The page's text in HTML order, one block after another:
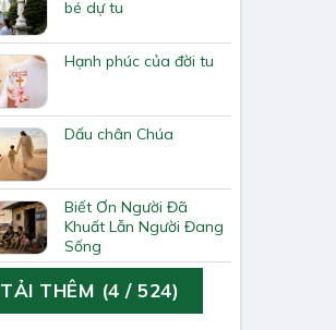
bé dự tu
Hạnh phúc của đời tu
Dấu chân Chúa
Biết Ơn Người Đã
Khuất Lẫn Người Đang
Sống
TẢI THÊM (4 / 524)